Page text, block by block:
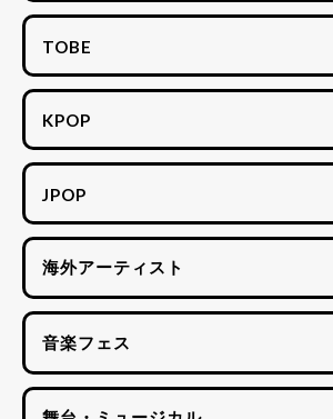
TOBE
KPOP
JPOP
海外アーティスト
音楽フェス